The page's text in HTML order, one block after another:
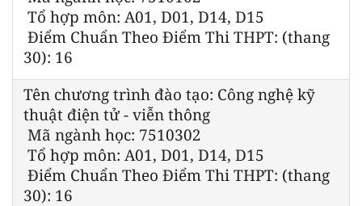
Tổ hợp môn: A01, D01, D14, D15
Điểm Chuẩn Theo Điểm Thi THPT: (thang
30): 16
Tên chương trình đào tạo: Công nghệ kỹ
thuật điện tử - viễn thông
Mã ngành học: 7510302
Tổ hợp môn: A01, D01, D14, D15
Điểm Chuẩn Theo Điểm Thi THPT: (thang
30): 16